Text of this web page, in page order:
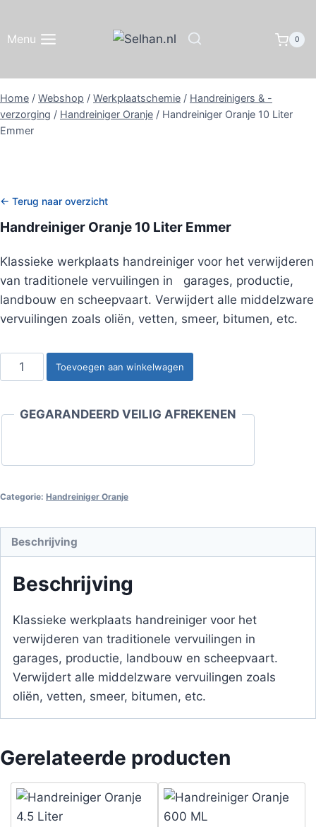
inhoud
Menu 0
Home / Webshop / Werkplaatschemie / Handreinigers & -
verzorging / Handreiniger Oranje / Handreiniger Oranje 10 Liter
Emmer
← Terug naar overzicht
Handreiniger Oranje 10 Liter Emmer
Klassieke werkplaats handreiniger voor het verwijderen
van traditionele vervuilingen in garages, productie,
landbouw en scheepvaart. Verwijdert alle middelzware
vervuilingen zoals oliën, vetten, smeer, bitumen, etc.
Handreiniger
Oranje
Liter
Toevoegen aan winkelwagen
GEGARANDEERD VEILIG AFREKENEN
Categorie: Handreiniger Oranje
Beschrijving
Beschrijving
Klassieke werkplaats handreiniger voor het
verwijderen van traditionele vervuilingen in
garages, productie, landbouw en scheepvaart.
Verwijdert alle middelzware vervuilingen zoals
oliën, vetten, smeer, bitumen, etc.
Gerelateerde producten